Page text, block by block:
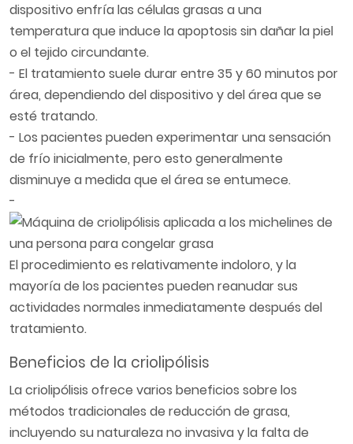
dispositivo enfría las células grasas a una
temperatura que induce la apoptosis sin dañar la piel
o el tejido circundante.
- El tratamiento suele durar entre 35 y 60 minutos por
área, dependiendo del dispositivo y del área que se
esté tratando.
- Los pacientes pueden experimentar una sensación
de frío inicialmente, pero esto generalmente
disminuye a medida que el área se entumece.
-
El procedimiento es relativamente indoloro, y la
mayoría de los pacientes pueden reanudar sus
actividades normales inmediatamente después del
tratamiento.
Beneficios de la criolipólisis
La criolipólisis ofrece varios beneficios sobre los
métodos tradicionales de reducción de grasa,
incluyendo su naturaleza no invasiva y la falta de